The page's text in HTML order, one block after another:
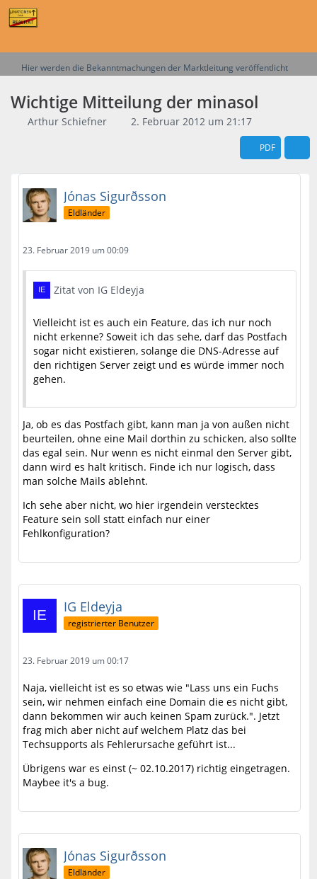
Hier werden die Bekanntmachungen der Marktleitung veröffentlicht
Wichtige Mitteilung der minasol
Arthur Schiefner 2. Februar 2012 um 21:17
PDF
Jónas Sigurðsson
Eldländer
23. Februar 2019 um 00:09
Zitat von IG Eldeyja
Vielleicht ist es auch ein Feature, das ich nur noch
nicht erkenne? Soweit ich das sehe, darf das Postfach
sogar nicht existieren, solange die DNS-Adresse auf
den richtigen Server zeigt und es würde immer noch
gehen.
Ja, ob es das Postfach gibt, kann man ja von außen nicht
beurteilen, ohne eine Mail dorthin zu schicken, also sollte
das egal sein. Nur wenn es nicht einmal den Server gibt,
dann wird es halt kritisch. Finde ich nur logisch, dass
man solche Mails ablehnt.
Ich sehe aber nicht, wo hier irgendein verstecktes
Feature sein soll statt einfach nur einer
Fehlkonfiguration?
IG Eldeyja
registrierter Benutzer
23. Februar 2019 um 00:17
Naja, vielleicht ist es so etwas wie "Lass uns ein Fuchs
sein, wir nehmen einfach eine Domain die es nicht gibt,
dann bekommen wir auch keinen Spam zurück.". Jetzt
frag mich aber nicht auf welchem Platz das bei
Techsupports als Fehlerursache geführt ist...
Übrigens war es einst (~ 02.10.2017) richtig eingetragen.
Maybee it's a bug.
Jónas Sigurðsson
Eldländer